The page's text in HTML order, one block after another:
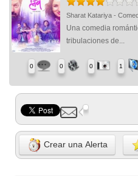
Sharat Katariya -
Una comedia
tribulaciones de...
0 0 0 1
Crear una Alerta